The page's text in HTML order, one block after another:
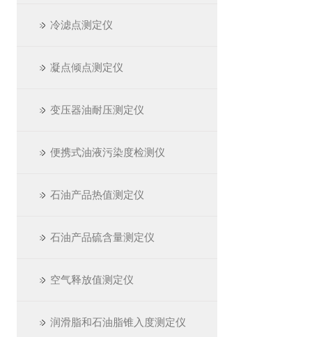
冷滤点测定仪
凝点倾点测定仪
变压器油耐压测定仪
便携式油液污染度检测仪
石油产品热值测定仪
石油产品硫含量测定仪
空气释放值测定仪
润滑脂和石油脂锥入度测定仪